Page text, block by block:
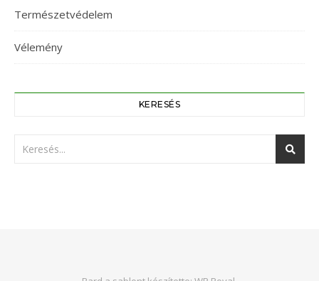
Természetvédelem
Vélemény
KERESÉS